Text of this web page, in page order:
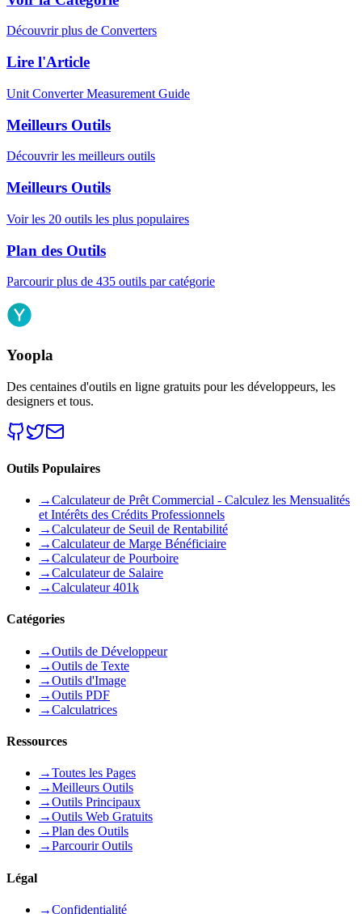
Découvrir plus de Converters
Lire l'Article
Unit Converter Measurement Guide
Meilleurs Outils
Découvrir les meilleurs outils
Meilleurs Outils
Voir les 20 outils les plus populaires
Plan des Outils
Parcourir plus de 435 outils par catégorie
Yoopla
Des centaines d'outils en ligne gratuits pour les développeurs, les
designers et tous.
Outils Populaires
→Calculateur de Prêt Commercial - Calculez les Mensualités
et Intérêts des Crédits Professionnels
→Calculateur de Seuil de Rentabilité
→Calculateur de Marge Bénéficiaire
→Calculateur de Pourboire
→Calculateur de Salaire
→Calculateur 401k
Catégories
→Outils de Développeur
→Outils de Texte
→Outils d'Image
→Outils PDF
→Calculatrices
Ressources
→Toutes les Pages
→Meilleurs Outils
→Outils Principaux
→Outils Web Gratuits
→Plan des Outils
→Parcourir Outils
Légal
→Confidentialité